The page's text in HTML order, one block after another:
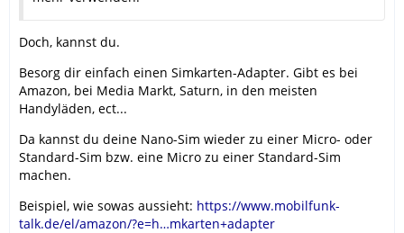
Doch, kannst du.
Besorg dir einfach einen Simkarten-Adapter. Gibt es bei
Amazon, bei Media Markt, Saturn, in den meisten
Handyläden, ect...
Da kannst du deine Nano-Sim wieder zu einer Micro- oder
Standard-Sim bzw. eine Micro zu einer Standard-Sim
machen.
Beispiel, wie sowas aussieht: https://www.mobilfunk-
talk.de/el/amazon/?e=h…mkarten+adapter